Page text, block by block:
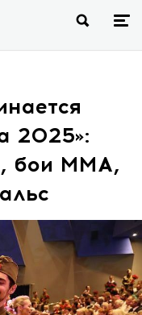
2025»:
бои ММА,